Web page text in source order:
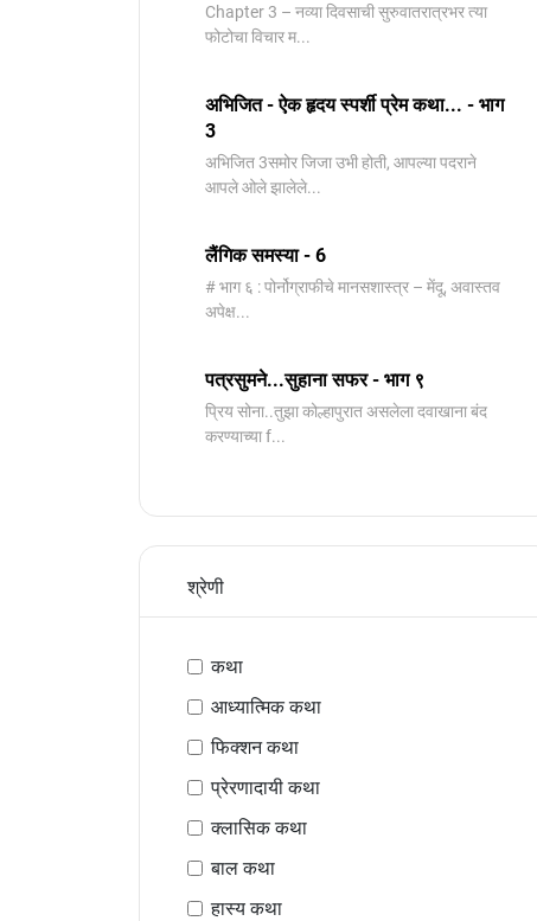
Chapter 3 – नव्या दिवसाची सुरुवातरात्रभर त्या
फोटोचा विचार म...
अभिजित - ऐक हृदय स्पर्शी प्रेम कथा... - भाग
3
️अभिजित ️3समोर जिजा उभी होती, आपल्या पदराने
आपले ओले झालेले...
लैंगिक समस्या - 6
# भाग ६ : पोर्नोग्राफीचे मानसशास्त्र – मेंदू, अवास्तव
अपेक्ष...
पत्रसुमने...सुहाना सफर - भाग ९
प्रिय सोना..तुझा कोल्हापुरात असलेला दवाखाना बंद
करण्याच्या f...
श्रेणी
कथा
आध्यात्मिक कथा
फिक्शन कथा
प्रेरणादायी कथा
क्लासिक कथा
बाल कथा
हास्य कथा